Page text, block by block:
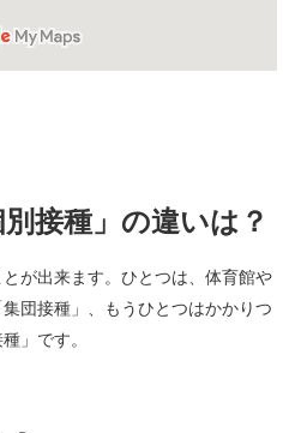
別接種」の違いは？
が出来ます。ひとつは、体育館や
団接種」、もうひとつはかかりつ
」です。